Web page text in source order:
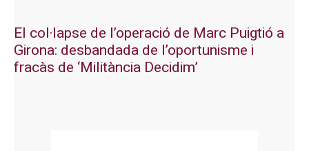
El col·lapse de l’operació de Marc Puigtió a
Girona: desbandada de l’oportunisme i
fracàs de ‘Militància Decidim’